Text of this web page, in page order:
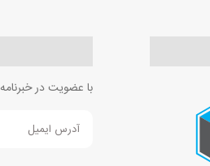
با عضویت در